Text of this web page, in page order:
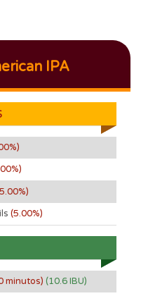
IPA
(5.00%)
minutos) (10.6 IBU)